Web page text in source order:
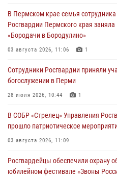
богослужении в Перми
28 июля 2026, 10:44
Росгвардейцы оказали силовую
28 июля 2026, 06:15
В Пермском крае семья
Росгвардии Пермского края
«Бородачи в Бородулино»
03 августа 2026, 11:06 1
Сотрудники Росгвардии приняли
богослужении в Перми
28 июля 2026, 10:44 1
В СОБР «Стрелец» Управления
прошло патриотическое
03 августа 2026, 11:09
Росгвардейцы обеспечили охрану
юбилейном фестивале «Звоны